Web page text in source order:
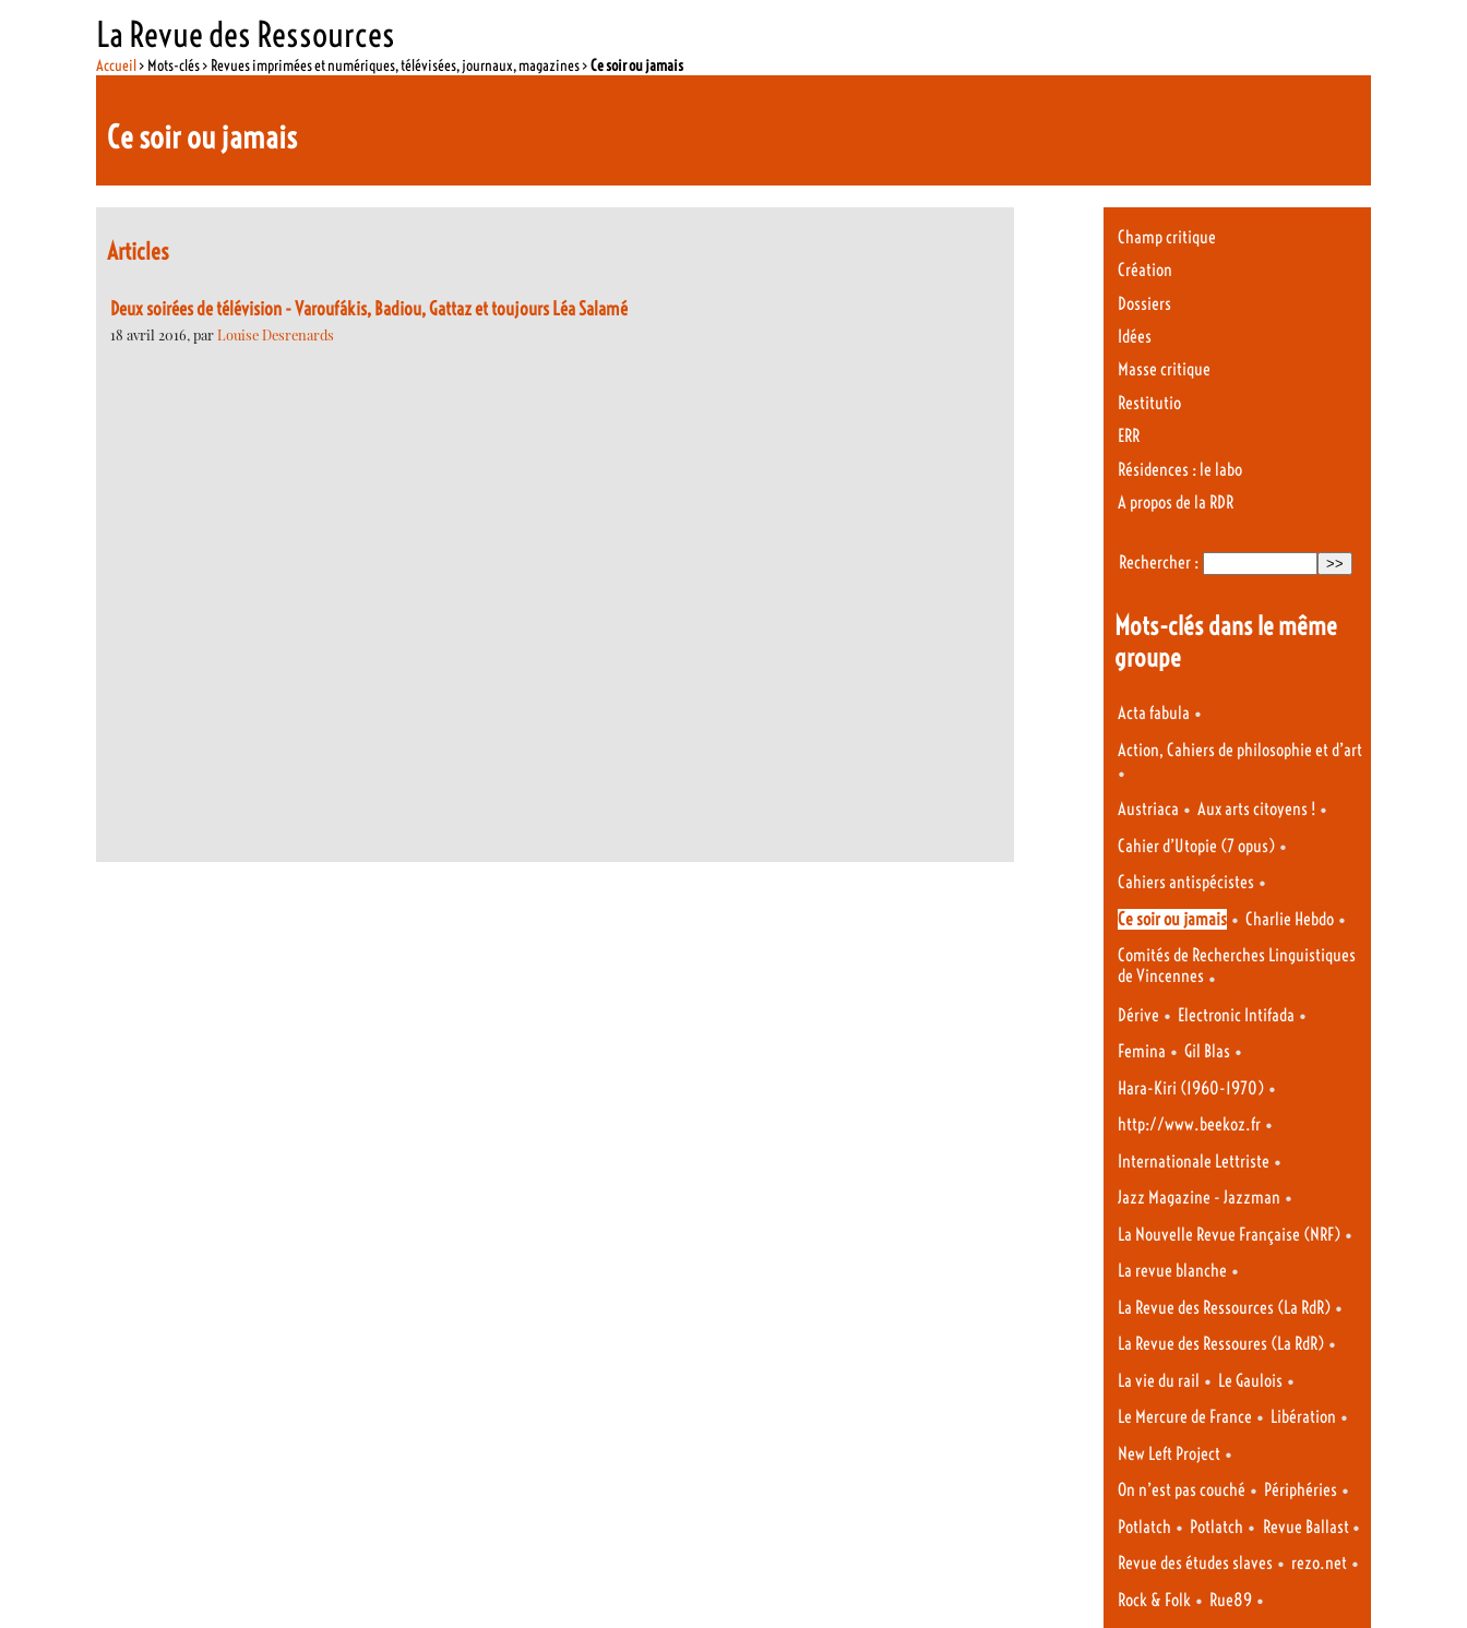
La Revue des Ressources
Accueil> Mots-clés > Revues imprimées et numériques, télévisées, journaux, magazines >Ce soir ou jamais
Ce soir ou jamais
Articles
Deux soirées de télévision - Varoufákis, Badiou, Gattaz et toujours Léa Salamé
18 avril 2016, parLouise Desrenards
Champ critique
Création
Dossiers
Idées
Masse critique
Restitutio
ERR
Résidences : le labo
A propos de la RDR
Rechercher :
Mots-clés dans le même
groupe
Acta fabula •
Action, Cahiers de philosophie et d’art
•
Austriaca • Aux arts citoyens ! •
Cahier d’Utopie (7 opus) •
Cahiers antispécistes •
Ce soir ou jamais • Charlie Hebdo •
Comités de Recherches Linguistiques
de Vincennes •
Dérive • Electronic Intifada •
Femina • Gil Blas •
Hara-Kiri (1960-1970) •
http://www.beekoz.fr •
Internationale Lettriste •
Jazz Magazine - Jazzman •
La Nouvelle Revue Française (NRF) •
La revue blanche •
La Revue des Ressources (La RdR) •
La Revue des Ressoures (La RdR) •
La vie du rail • Le Gaulois •
Le Mercure de France • Libération •
New Left Project •
On n’est pas couché • Périphéries •
Potlatch • Potlatch • Revue Ballast •
Revue des études slaves • rezo.net •
Rock & Folk • Rue89 •